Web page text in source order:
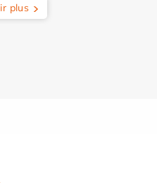
plus